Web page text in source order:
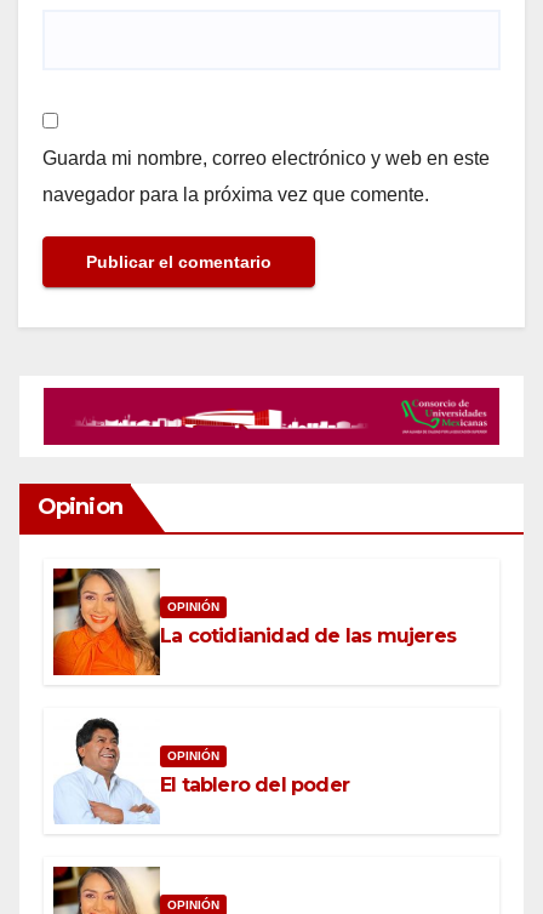
Guarda mi nombre, correo electrónico y web en este
navegador para la próxima vez que comente.
Opinion
OPINIÓN
La cotidianidad de las mujeres
OPINIÓN
El tablero del poder
OPINIÓN